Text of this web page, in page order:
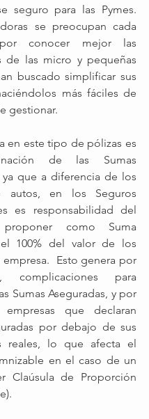
seguro para las Pymes.
se preocupan cada
conocer mejor las
de las micro y pequeñas
buscado simplificar sus
más fáciles de
gestionar.
en este tipo de pólizas es
de las Sumas
ya que a diferencia de los
autos, en los Seguros
es responsabilidad del
proponer como Suma
el 100% del valor de los
Esto genera por
complicaciones para
Sumas Aseguradas, y por
que declaran
por debajo de sus
reales, lo que afecta el
en el caso de un
Claúsula de Proporción